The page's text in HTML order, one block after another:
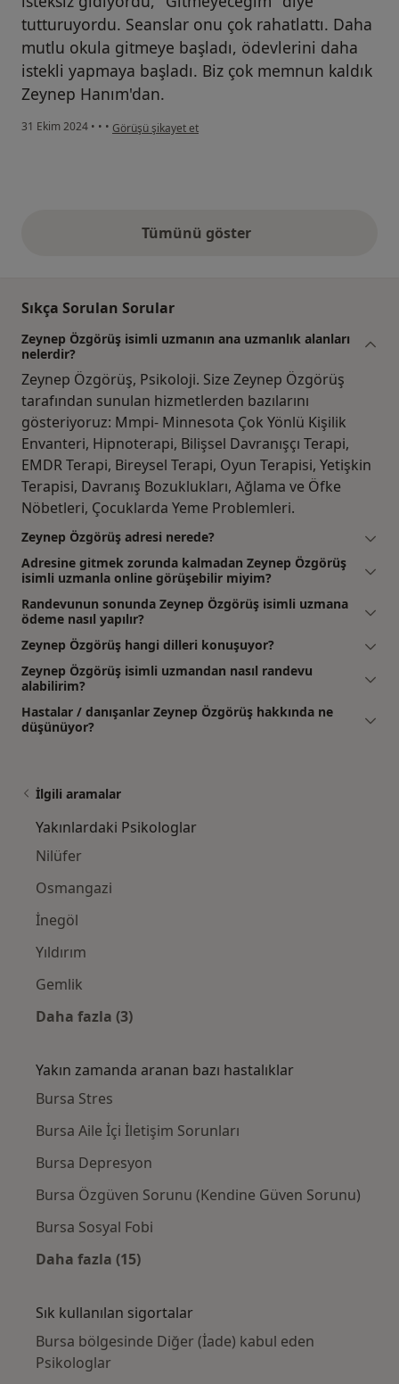
tutturuyordu. Seanslar onu çok rahatlattı. Daha
mutlu okula gitmeye başladı, ödevlerini daha
istekli yapmaya başladı. Biz çok memnun kaldık
Zeynep Hanım'dan.
31 Ekim 2024 • • • kullanıcının görüşüne göre m...
Görüşü şikayet et
Tümünü gösteryukarıdaki görüşler
Sıkça Sorulan Sorular
Zeynep Özgörüş isimli uzmanın ana uzmanlık alanları
nelerdir?
Zeynep Özgörüş, Psikoloji. Size Zeynep Özgörüş
tarafından sunulan hizmetlerden bazılarını
gösteriyoruz: Mmpi- Minnesota Çok Yönlü Kişilik
Envanteri, Hipnoterapi, Bilişsel Davranışçı Terapi,
EMDR Terapi, Bireysel Terapi, Oyun Terapisi, Yetişkin
Terapisi, Davranış Bozuklukları, Ağlama ve Öfke
Nöbetleri, Çocuklarda Yeme Problemleri.
Zeynep Özgörüş adresi nerede?
Adresine gitmek zorunda kalmadan Zeynep Özgörüş
isimli uzmanla online görüşebilir miyim?
Randevunun sonunda Zeynep Özgörüş isimli uzmana
ödeme nasıl yapılır?
Zeynep Özgörüş hangi dilleri konuşuyor?
Zeynep Özgörüş isimli uzmandan nasıl randevu
alabilirim?
Hastalar / danışanlar Zeynep Özgörüş hakkında ne
düşünüyor?
İlgili aramalar
Yakınlardaki Psikologlar
Nilüfer
Osmangazi
İnegöl
Yıldırım
Gemlik
Daha fazla (3)
Yakın zamanda aranan bazı hastalıklar
Bursa Stres
Bursa Aile İçi İletişim Sorunları
Bursa Depresyon
Bursa Özgüven Sorunu (Kendine Güven Sorunu)
Bursa Sosyal Fobi
Daha fazla (15)
Sık kullanılan sigortalar
Bursa bölgesinde Diğer (İade) kabul eden
Psikologlar